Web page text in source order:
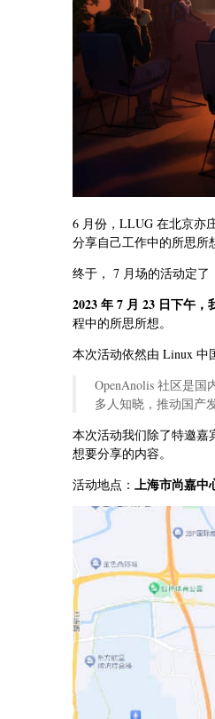
6 月份，LLUG 在北京亦
分享自己工作中的所思所
终于， 7 月场的活动定
2023 年 7 月 23 日下午，
程中的所思所想。
本次活动依然由 Linux 中
OpenAnolis 社区是
多人知晓，推动国产
本次活动我们除了特邀嘉
想要分享的内容。
活动地点： 上海市尚嘉中